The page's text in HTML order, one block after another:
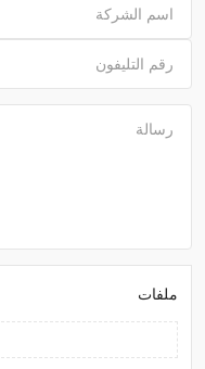
اسم الشركة
رقم التليفون
رسالة
ملفات